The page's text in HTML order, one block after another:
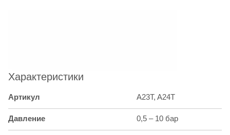
Характеристики
Артикул A23T, A24T
Давление 0,5 – 10 бар